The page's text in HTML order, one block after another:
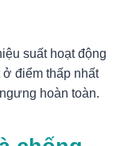
suất hoạt động
điểm thấp nhất
hoàn toàn.